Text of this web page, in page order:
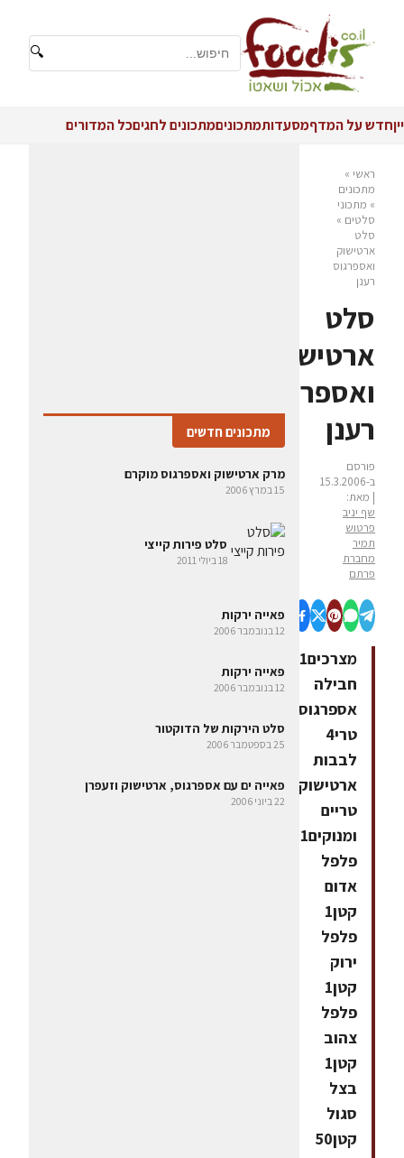
🔍
ייןחדש על המדףמסעדותמתכוניםמתכונים לחגיםכל המדורים
ראשי »
מתכונים
» מתכוני
סלטים »
סלט
ארטישוק
ואספרגוס
רענן
סלט
ארטישוק
ואספרגוס
רענן
פורסם
ב-15.3.2006
| מאת:
שף יניב
פרטוש
תמיר
מחברת
פרתם
מצרכים1
חבילה
אספרגוס
טרי4
לבבות
ארטישוק
טריים
ומנוקים1
פלפל
אדום
קטן1
פלפל
ירוק
קטן1
פלפל
צהוב
קטן1
בצל
סגול
קטן50
מתכונים חדשים
מרק ארטישוק ואספרגוס מוקרם
15 במרץ 2006
סלט פירות קייצי
18 ביולי 2011
פאייה ירקות
12 בנובמבר 2006
פאייה ירקות
12 בנובמבר 2006
סלט הירקות של הדוקטור
25 בספטמבר 2006
פאייה ים עם אספרגוס, ארטישוק וזעפרן
22 ביוני 2006